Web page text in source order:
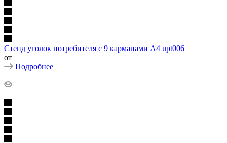
Стенд уголок потребителя с 9 карманами А4 upt006
от
Подробнее